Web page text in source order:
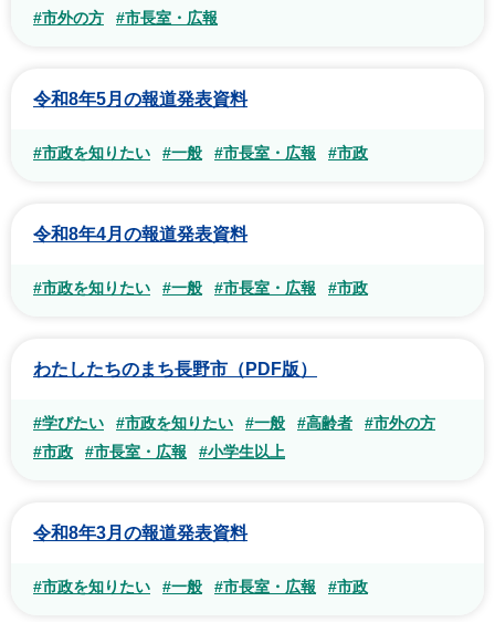
#市外の方
#市長室・広報
令和8年5月の報道発表資料
#市政を知りたい #一般 #市長室・広報 #市政
令和8年4月の報道発表資料
#市政を知りたい #一般 #市長室・広報 #市政
わたしたちのまち長野市（PDF版）
#学びたい #市政を知りたい #一般 #高齢者
#市外の方
#市政
#市長室・広報 #小学生以上
令和8年3月の報道発表資料
#市政を知りたい #一般 #市長室・広報 #市政